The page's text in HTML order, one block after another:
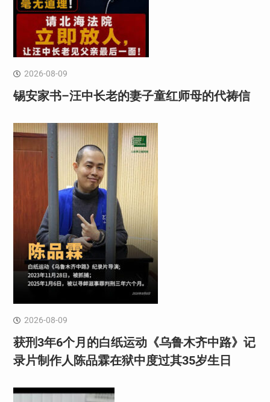
2026-08-09
锡安家书–汪中长老的妻子童红⁩师母的代祷信
2026-08-09
获刑3年6个月的白纸运动《乌鲁木齐中路》记
录片制作人陈品霖在狱中度过其35岁生日